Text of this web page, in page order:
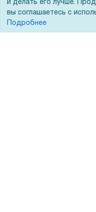
Тендеры
Бренды
и делать его лучше.
вы соглашаетесь с
Подробнее
Получить скидку